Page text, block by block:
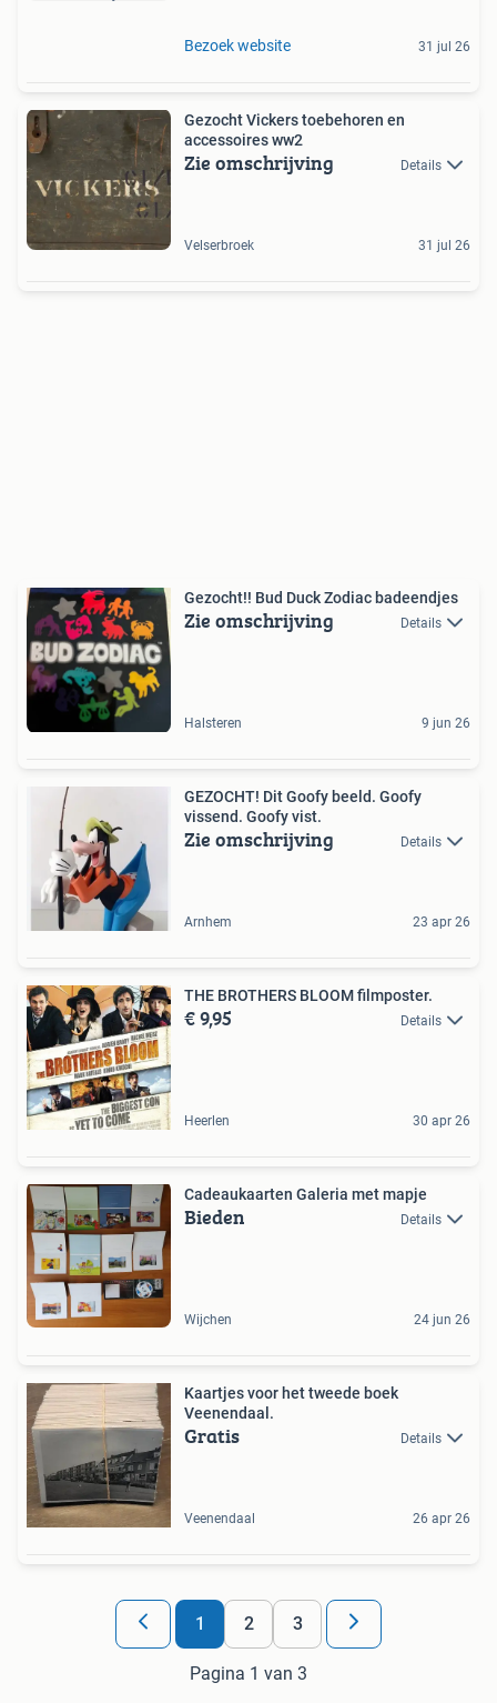
Bezoek website 31 jul 26
Gezocht Vickers toebehoren en
accessoires ww2
Zie omschrijving Details
Velserbroek 31 jul 26
Gezocht!! Bud Duck Zodiac badeendjes
Zie omschrijving Details
Halsteren 9 jun 26
GEZOCHT! Dit Goofy beeld. Goofy
vissend. Goofy vist.
Zie omschrijving Details
Arnhem 23 apr 26
THE BROTHERS BLOOM filmposter.
€ 9,95 Details
Heerlen 30 apr 26
Cadeaukaarten Galeria met mapje
Bieden Details
Wijchen 24 jun 26
Kaartjes voor het tweede boek
Veenendaal.
Gratis Details
Veenendaal 26 apr 26
1 2 3
Pagina 1 van 3